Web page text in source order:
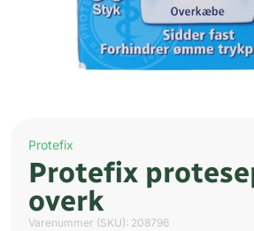
Protefix
Protefix
overk
Varenummer (SKU): 208796